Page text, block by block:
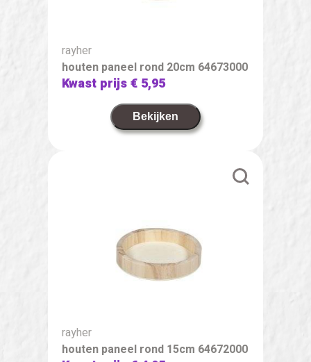
rayher
houten paneel rond 20cm 64673000
Kwast prijs€ 5,95
Bekijken
rayher
houten paneel rond 15cm 64672000